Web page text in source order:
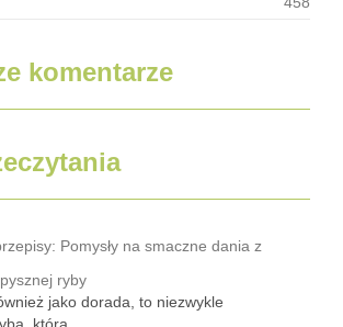
komentarze
Pomysły na smaczne dania z
ryby
jako dorada, to niezwykle
która …